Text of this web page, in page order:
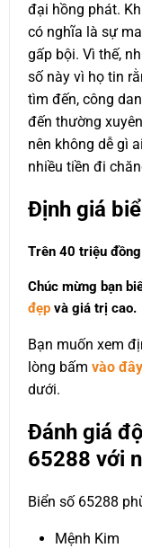
đại hồng phát.
có nghĩa là sự
gấp bội. Vì thế,
số này vì họ tin
tìm đến, công
đến thường
nên không dễ gì
nhiều tiền đi
Định giá
Trên 40 triệu đồng
Chúc mừng bạn
đẹp và giá trị cao.
Bạn muốn xem
lòng bấm vào đây
dưới.
Đánh giá
65288 với
Biển số 65288
Mệnh Kim